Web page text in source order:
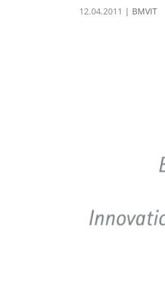
12.04.2011 | BMVIT